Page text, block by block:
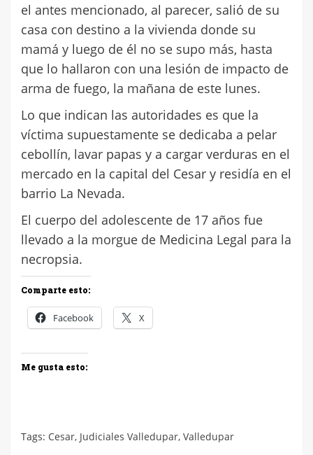
el antes mencionado, al parecer, salió de su
casa con destino a la vivienda donde su
mamá y luego de él no se supo más, hasta
que lo hallaron con una lesión de impacto de
arma de fuego, la mañana de este lunes.
Lo que indican las autoridades es que la
víctima supuestamente se dedicaba a pelar
cebollín, lavar papas y a cargar verduras en el
mercado en la capital del Cesar y residía en el
barrio La Nevada.
El cuerpo del adolescente de 17 años fue
llevado a la morgue de Medicina Legal para la
necropsia.
Comparte esto:
Facebook X
Me gusta esto:
Tags: Cesar, Judiciales Valledupar, Valledupar